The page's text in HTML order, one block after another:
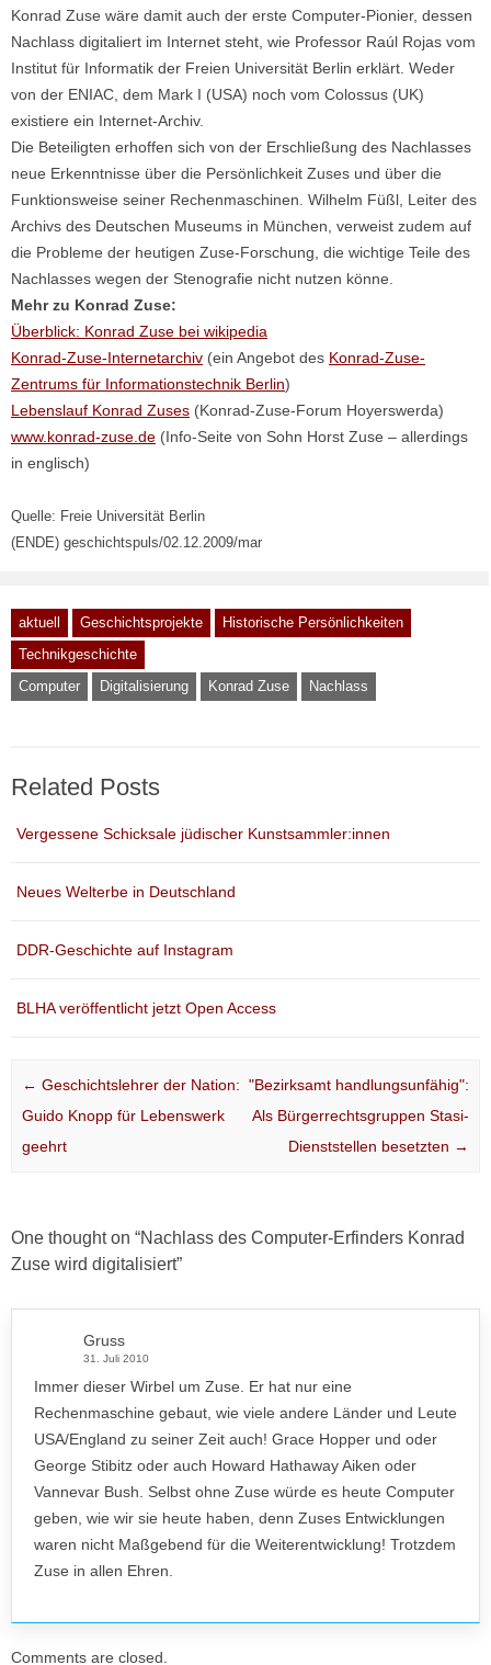
Konrad Zuse wäre damit auch der erste Computer-Pionier, dessen
Nachlass digitaliert im Internet steht, wie Professor Raúl Rojas vom
Institut für Informatik der Freien Universität Berlin erklärt. Weder
von der ENIAC, dem Mark I (USA) noch vom Colossus (UK)
existiere ein Internet-Archiv.
Die Beteiligten erhoffen sich von der Erschließung des Nachlasses
neue Erkenntnisse über die Persönlichkeit Zuses und über die
Funktionsweise seiner Rechenmaschinen. Wilhelm Füßl, Leiter des
Archivs des Deutschen Museums in München, verweist zudem auf
die Probleme der heutigen Zuse-Forschung, die wichtige Teile des
Nachlasses wegen der Stenografie nicht nutzen könne.
Mehr zu Konrad Zuse:
Überblick: Konrad Zuse bei wikipedia
Konrad-Zuse-Internetarchiv (ein Angebot des Konrad-Zuse-
Zentrums für Informationstechnik Berlin)
Lebenslauf Konrad Zuses (Konrad-Zuse-Forum Hoyerswerda)
www.konrad-zuse.de (Info-Seite von Sohn Horst Zuse – allerdings
in englisch)
Quelle: Freie Universität Berlin
(ENDE) geschichtspuls/02.12.2009/mar
aktuell Geschichtsprojekte
Historische Persönlichkeiten
Technikgeschichte
Computer
Digitalisierung Konrad Zuse Nachlass
Related Posts
Vergessene Schicksale jüdischer Kunstsammler:innen
Neues Welterbe in Deutschland
DDR-Geschichte auf Instagram
BLHA veröffentlicht jetzt Open Access
Post navigation
← Geschichtslehrer der Nation:
Guido Knopp für Lebenswerk
geehrt
"Bezirksamt handlungsunfähig":
Als Bürgerrechtsgruppen Stasi-
Dienststellen besetzten →
One thought on “Nachlass des Computer-Erfinders Konrad
Zuse wird digitalisiert”
Gruss
31. Juli 2010
Immer dieser Wirbel um Zuse. Er hat nur eine
Rechenmaschine gebaut, wie viele andere Länder und Leute
USA/England zu seiner Zeit auch! Grace Hopper und oder
George Stibitz oder auch Howard Hathaway Aiken oder
Vannevar Bush. Selbst ohne Zuse würde es heute Computer
geben, wie wir sie heute haben, denn Zuses Entwicklungen
waren nicht Maßgebend für die Weiterentwicklung! Trotzdem
Zuse in allen Ehren.
Comments are closed.